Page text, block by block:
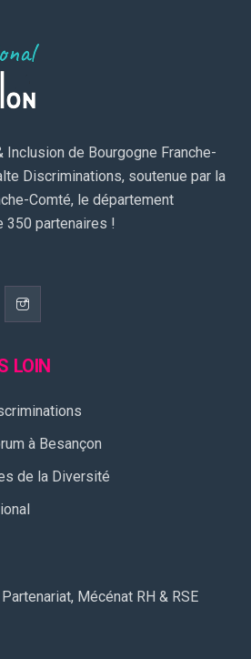
Inclusion de Bourgogne Franche-
Discriminations, soutenue par la
Comté, le département
350 partenaires !
LOIN
à Besançon
de la Diversité
Mécénat RH & RSE